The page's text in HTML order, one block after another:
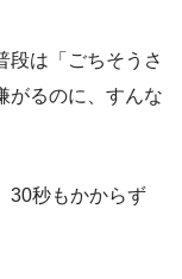
段は「ごちそうさ
がるのに、すんな
30秒もかからず